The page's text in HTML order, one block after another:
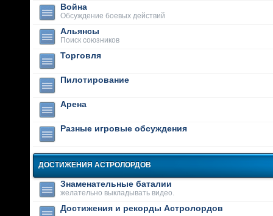
Война
Обсуждение боевых действий
Альянсы
Поиск союзников
Торговля
Пилотирование
Арена
Разные игровые обсуждения
ДОСТИЖЕНИЯ АСТРОЛОРДОВ
Знаменательные баталии
желательно выкладывать видео.
Достижения и рекорды Астролордов